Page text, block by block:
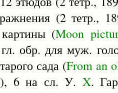
(2 тетр.,
(Moon
обр. для муж.
сада (From an
6 на сл. У. X.